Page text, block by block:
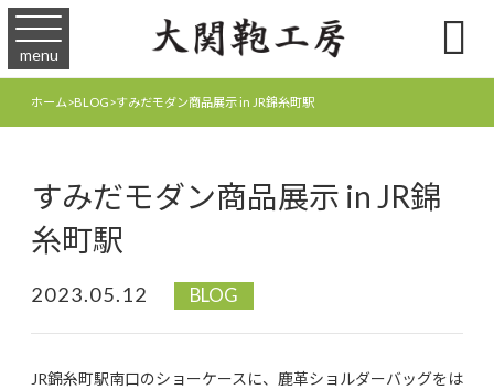
menu 
ホーム>BLOG>すみだモダン商品展示 in JR錦糸町駅
すみだモダン商品展示 in JR錦
糸町駅
2023.05.12 BLOG
JR錦糸町駅南口のショーケースに、鹿革ショルダーバッグをは